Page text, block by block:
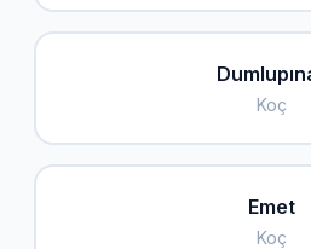
Koç
Emet
Koç